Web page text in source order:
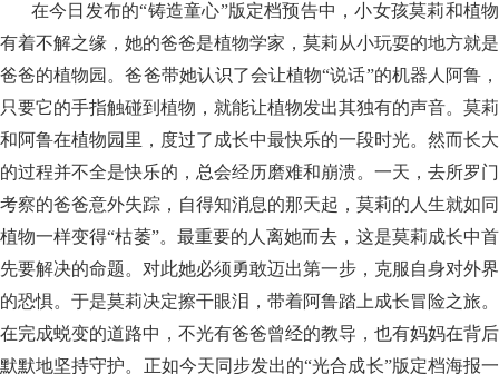
在今日发布的“铸造童心”版定档预告中，小女孩莫莉和植物
有着不解之缘，她的爸爸是植物学家，莫莉从小玩耍的地方就是
爸爸的植物园。爸爸带她认识了会让植物“说话”的机器人阿鲁，
只要它的手指触碰到植物，就能让植物发出其独有的声音。莫莉
和阿鲁在植物园里，度过了成长中最快乐的一段时光。然而长大
的过程并不全是快乐的，总会经历磨难和崩溃。一天，去所罗门
考察的爸爸意外失踪，自得知消息的那天起，莫莉的人生就如同
植物一样变得“枯萎”。最重要的人离她而去，这是莫莉成长中首
先要解决的命题。对此她必须勇敢迈出第一步，克服自身对外界
的恐惧。于是莫莉决定擦干眼泪，带着阿鲁踏上成长冒险之旅。
在完成蜕变的道路中，不光有爸爸曾经的教导，也有妈妈在背后
默默地坚持守护。正如今天同步发出的“光合成长”版定档海报一